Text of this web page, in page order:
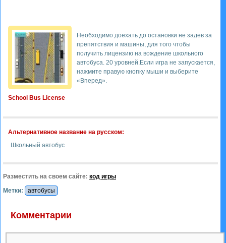
School Bus License
Необходимо доехать до остановки не задев за
препятствия и машины, для того чтобы
получить лицензию на вождение школьного
автобуса. 20 уровней.Если игра не запускается,
нажмите правую кнопку мыши и выберите
«Вперед».
Альтернативное название на русском:
Школьный автобус
Разместить на своем сайте: код игры
Метки:
автобусы
Комментарии